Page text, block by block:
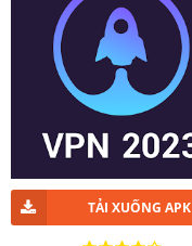
TẢI XUỐNG APK